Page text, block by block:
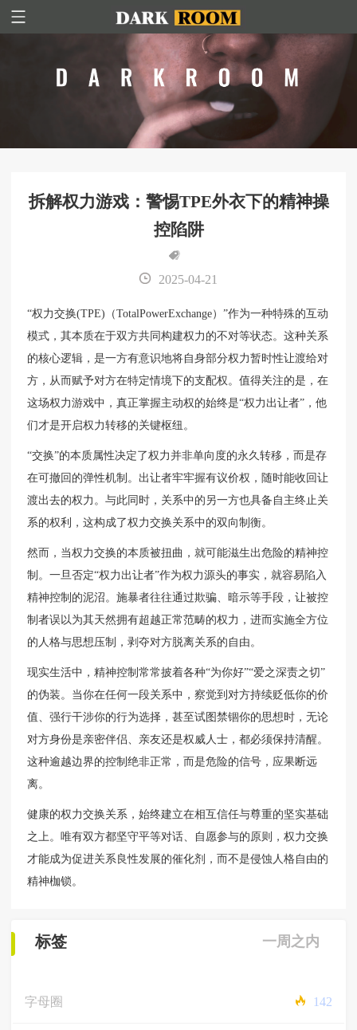
拆解权力游戏：警惕TPE外衣下的精神操
控陷阱
2025-04-21
“权力交换(TPE)（TotalPowerExchange）”作为一种特殊的互动
模式，其本质在于双方共同构建权力的不对等状态。这种关系
的核心逻辑，是一方有意识地将自身部分权力暂时性让渡给对
方，从而赋予对方在特定情境下的支配权。值得关注的是，在
这场权力游戏中，真正掌握主动权的始终是“权力出让者”，他
们才是开启权力转移的关键枢纽。
“交换”的本质属性决定了权力并非单向度的永久转移，而是存
在可撤回的弹性机制。出让者牢牢握有议价权，随时能收回让
渡出去的权力。与此同时，关系中的另一方也具备自主终止关
系的权利，这构成了权力交换关系中的双向制衡。
然而，当权力交换的本质被扭曲，就可能滋生出危险的精神控
制。一旦否定“权力出让者”作为权力源头的事实，就容易陷入
精神控制的泥沼。施暴者往往通过欺骗、暗示等手段，让被控
制者误以为其天然拥有超越正常范畴的权力，进而实施全方位
的人格与思想压制，剥夺对方脱离关系的自由。
现实生活中，精神控制常常披着各种“为你好”“爱之深责之切”
的伪装。当你在任何一段关系中，察觉到对方持续贬低你的价
值、强行干涉你的行为选择，甚至试图禁锢你的思想时，无论
对方身份是亲密伴侣、亲友还是权威人士，都必须保持清醒。
这种逾越边界的控制绝非正常，而是危险的信号，应果断远
离。
健康的权力交换关系，始终建立在相互信任与尊重的坚实基础
之上。唯有双方都坚守平等对话、自愿参与的原则，权力交换
才能成为促进关系良性发展的催化剂，而不是侵蚀人格自由的
精神枷锁。
标签 一周之内
字母圈 142